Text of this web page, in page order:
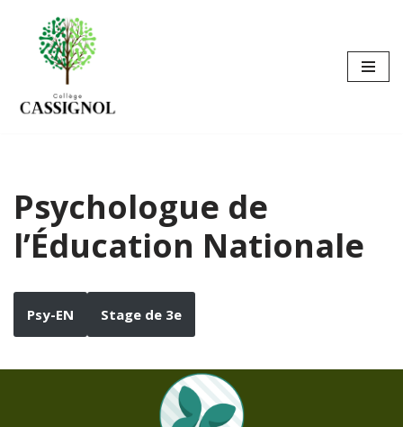
Aller
contenu
Psychologue de
l’Éducation Nationale
Psy-EN Stage de 3e